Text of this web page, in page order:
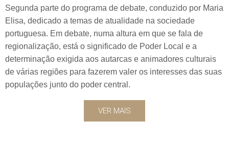
Segunda parte do programa de debate, conduzido por Maria
Elisa, dedicado a temas de atualidade na sociedade
portuguesa. Em debate, numa altura em que se fala de
regionalização, está o significado de Poder Local e a
determinação exigida aos autarcas e animadores culturais
de várias regiões para fazerem valer os interesses das suas
populações junto do poder central.
VER MAIS